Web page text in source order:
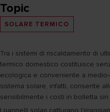
Topic
SOLARE TERMICO
Tra i sistemi di riscaldamento di
termico domestico costituisce
ecologica e conveniente a
sistema solare, infatti, consente
sensibilmente i costi in bolletta
I pannelli solari catturano